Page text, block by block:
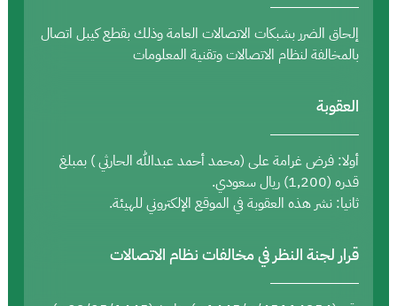
إلحاق الضرر بشبكات الاتصالات العامة وذلك بقطع كيبل اتصال
بالمخالفة لنظام الاتصالات وتقنية المعلومات
العقوبة
أولا: فرض غرامة على (محمد أحمد عبدالله الحارثي ) بمبلغ
قدره (1,200) ريال سعودي.
ثانيا: نشر هذه العقوبة في الموقع الإلكتروني للهيئة.
قرار لجنة النظر في مخالفات نظام الاتصالات